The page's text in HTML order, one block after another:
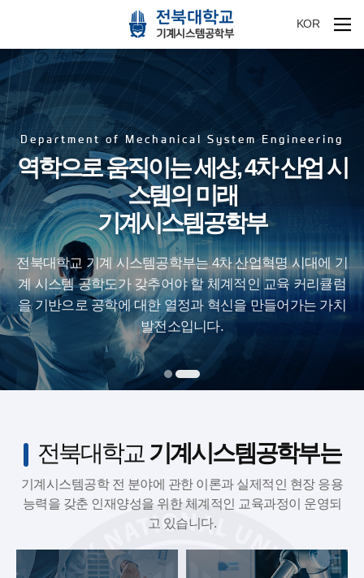
KOR
Department of Mechanical System Engineering
역학으로 움직이는 세상, 4차 산업 시
스템의 미래
기계시스템공학부
전북대학교 기계 시스템공학부는 4차 산업혁명 시대에 기
계 시스템 공학도가 갖추어야 할체계적인 교육 커리큘럼
을 기반으로 공학에 대한 열정과 혁신을 만들어가는 가치
발전소입니다.
전북대학교 기계시스템공학부는
기계시스템공학 전 분야에 관한 이론과 실제적인 현장 응용
능력을 갖춘 인재양성을 위한 체계적인 교육과정이 운영되
고 있습니다.